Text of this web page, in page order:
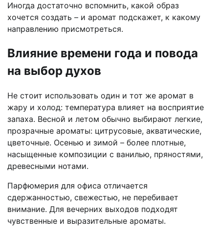
Иногда достаточно вспомнить, какой образ
хочется создать – и аромат подскажет, к какому
направлению присмотреться.
Влияние времени года и повода
на выбор духов
Не стоит использовать один и тот же аромат в
жару и холод: температура влияет на восприятие
запаха. Весной и летом обычно выбирают легкие,
прозрачные ароматы: цитрусовые, акватические,
цветочные. Осенью и зимой – более плотные,
насыщенные композиции с ванилью, пряностями,
древесными нотами.
Парфюмерия для офиса отличается
сдержанностью, свежестью, не перебивает
внимание. Для вечерних выходов подходят
чувственные и выразительные ароматы.